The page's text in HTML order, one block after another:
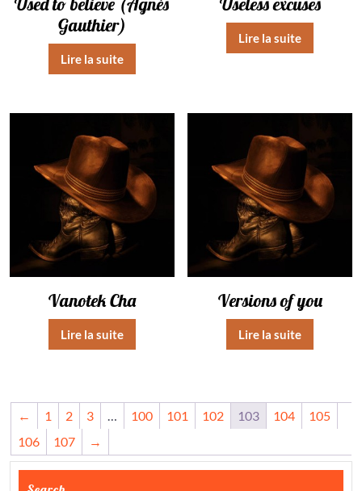
Gauthier)
Lire la suite
Lire la suite
Vanotek Cha
Lire la suite
Versions of you
Lire la suite
← 1 2 3 … 100 101 102 103 104
105
106
107 →